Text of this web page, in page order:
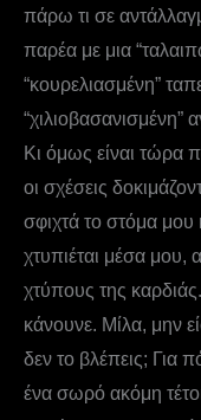
πάρω τι σε
παρέα με μια
“κουρελιασμένη”
“χιλιοβασανισμένη”
Κι όμως είναι τώρα
οι σχέσεις
σφιχτά το στόμα
χτυπιέται μέσα μου,
χτύπους της
κάνουνε. Μίλα, μην
δεν το βλέπεις; Για
ένα σωρό ακόμη